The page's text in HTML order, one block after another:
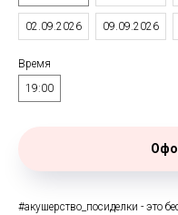
02.09.2026 09.09.2026
Время
19:00
#акушерство_посиделки - это